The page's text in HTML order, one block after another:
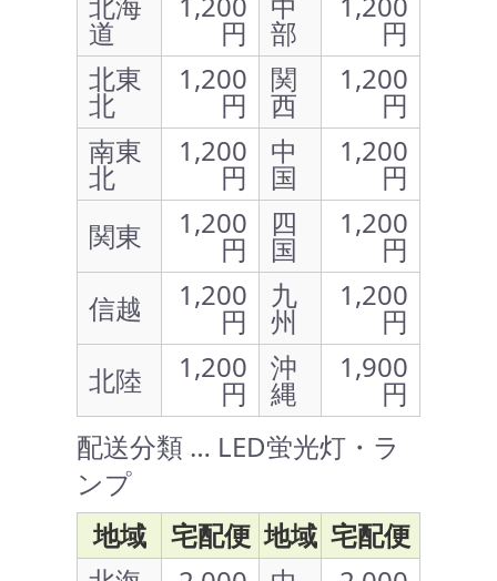
道 円 部
円
北東
北
1,200
円
関
西
1,200
円
南東
北
1,200
円
中
国
1,200
円
関東
1,200
円
四
国
1,200
円
信越
1,200
円
九
州
1,200
円
北陸
1,200
円
沖
縄
1,900
円
配送分類 … LED蛍光灯・ラ
ンプ
地域
宅配便 地域 宅配便